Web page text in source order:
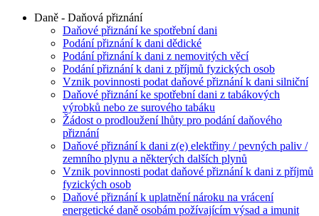
Daně - Daňová přiznání
Daňové přiznání ke spotřební dani
Podání přiznání k dani dědické
Podání přiznání k dani z nemovitých věcí
Podání přiznání k dani z příjmů fyzických osob
Vznik povinnosti podat daňové přiznání k dani silniční
Daňové přiznání ke spotřební dani z tabákových
výrobků nebo ze surového tabáku
Žádost o prodloužení lhůty pro podání daňového
přiznání
Daňové přiznání k dani z(e) elektřiny / pevných paliv /
zemního plynu a některých dalších plynů
Vznik povinnosti podat daňové přiznání k dani z příjmů
fyzických osob
Daňové přiznání k uplatnění nároku na vrácení
energetické daně osobám požívajícím výsad a imunit